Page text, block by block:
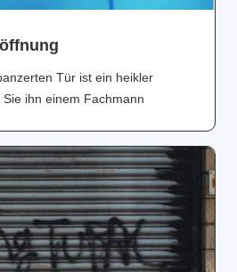
Tür ist ein heikler
ihn einem Fachmann